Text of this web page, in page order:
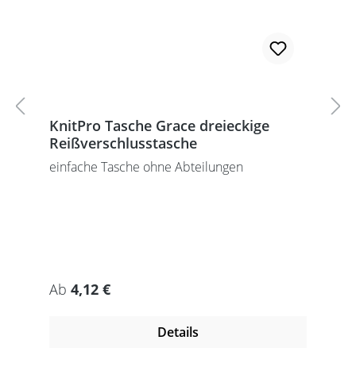
KnitPro Tasche Grace dreieckige
Reißverschlusstasche
einfache Tasche ohne Abteilungen
Regulärer Preis:
Ab 4,12 €
Details